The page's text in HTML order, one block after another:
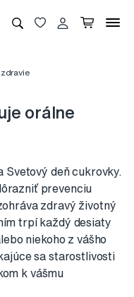
orálne
Svetový deň cukrovky.
prevenciu
zdravý životný
trpí každý desiaty
niekoho z vášho
sa starostlivosti
k vášmu